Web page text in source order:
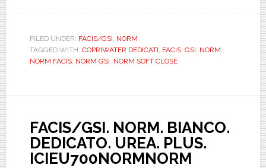
DEDICATO.
UREA.
SOFT
FILED UNDER: FACIS/GSI, NORM
TAGGED WITH: COPRIWATER DEDICATI, FACIS, GSI, NORM,
NORM FACIS, NORM GSI, NORM SOFT CLOSE
FACIS/GSI. NORM. BIANCO.
DEDICATO. UREA. PLUS.
ICIEU700NORMNORM